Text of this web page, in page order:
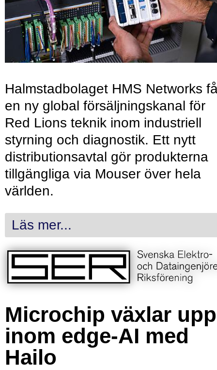
Halmstadbolaget HMS Networks
en ny global försäljningskanal för
Red Lions teknik inom industriell
styrning och diagnostik. Ett nytt
distributionsavtal gör produkterna
tillgängliga via Mouser över hela
världen.
Läs mer...
Microchip växlar upp
inom edge-AI med
Hailo